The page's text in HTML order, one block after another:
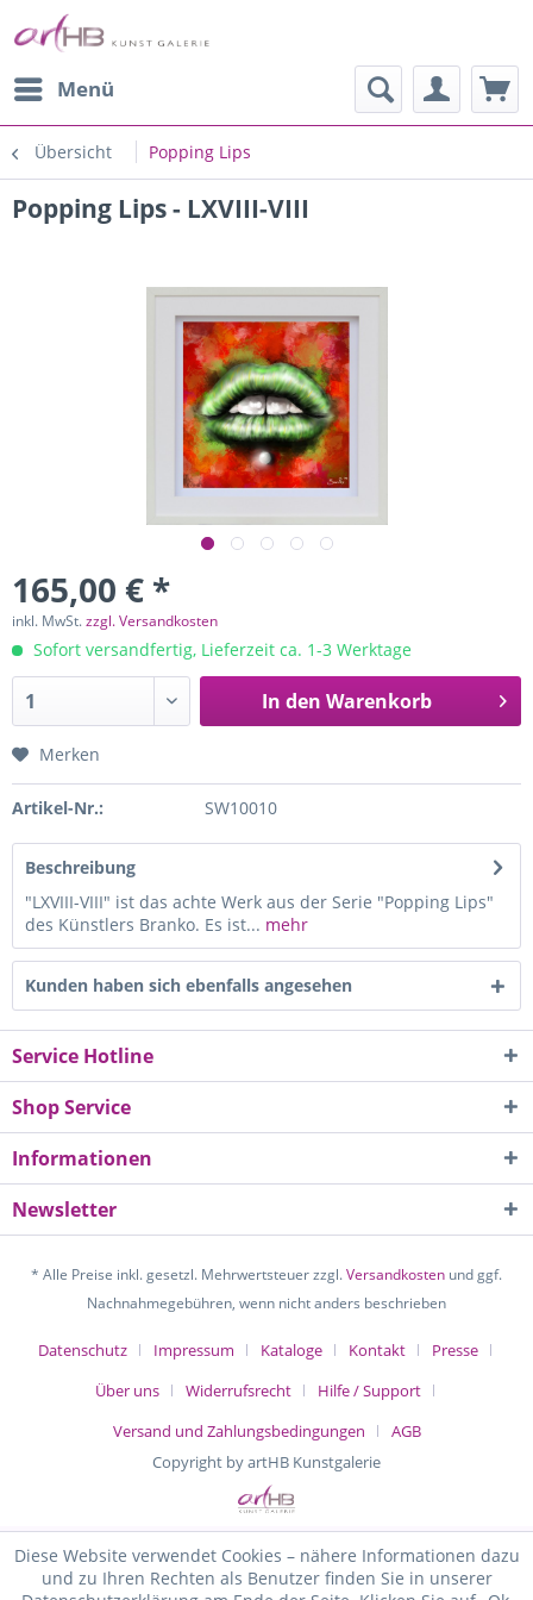
Menü
Übersicht Popping Lips
Popping Lips - LXVIII-VIII
165,00 € *
inkl. MwSt.zzgl. Versandkosten
Sofort versandfertig, Lieferzeit ca. 1-3 Werktage
In den Warenkorb
Merken
Artikel-Nr.: SW10010
Beschreibung
"LXVIII-VIII" ist das achte Werk aus der Serie "Popping Lips"
des Künstlers Branko. Es ist... mehr
Kunden haben sich ebenfalls angesehen
Service Hotline
Shop Service
Informationen
Newsletter
* Alle Preise inkl. gesetzl. Mehrwertsteuer zzgl.Versandkosten und ggf.
Nachnahmegebühren, wenn nicht anders beschrieben
Datenschutz Impressum Kataloge Kontakt
Presse
Über uns
Widerrufsrecht
Hilfe / Support
Versand und Zahlungsbedingungen
AGB
Copyright by artHB Kunstgalerie
Diese Website verwendet Cookies – nähere Informationen dazu
und zu Ihren Rechten als Benutzer finden Sie in unserer